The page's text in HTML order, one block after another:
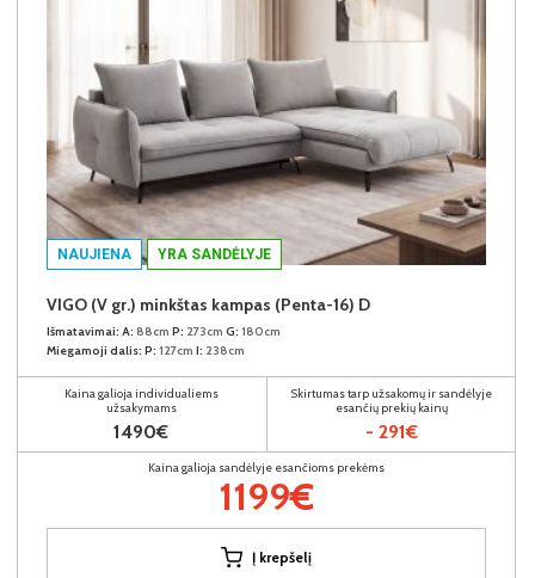
NAUJIENA YRA SANDĖLYJE
VIGO (V gr.) minkštas kampas (Penta-16) D
Išmatavimai: A: 88cm P: 273cm G: 180cm
Miegamoji dalis: P: 127cm I: 238cm
Kaina galioja individualiems
užsakymams
1490€
Skirtumas tarp užsakomų ir sandėlyje
esančių prekių kainų
- 291€
Kaina galioja sandėlyje esančioms prekėms
1199€
Į krepšelį